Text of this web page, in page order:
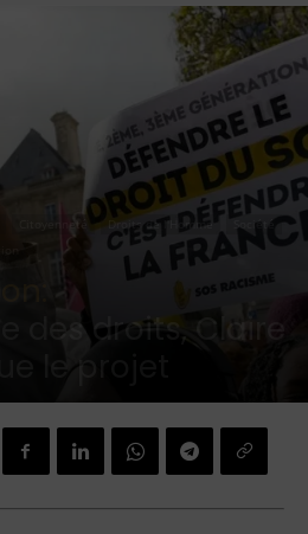
Citoyenneté Droits de l'Homme
Société
des droits, Claire
le projet